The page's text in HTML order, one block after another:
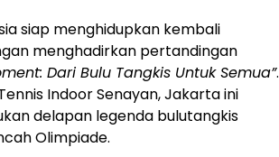
siap menghidupkan kembali
menghadirkan pertandingan
Dari Bulu Tangkis Untuk Semua”.
Indoor Senayan, Jakarta ini
delapan legenda bulutangkis
Olimpiade.